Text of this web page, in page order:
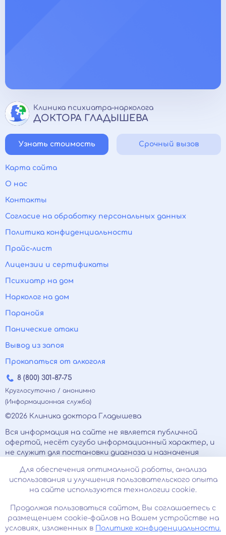
Клиника психиатра-нарколога
ДОКТОРА ГЛАДЫШЕВА
Узнать стоимость Срочный вызов
Карта сайта
О нас
Контакты
Согласие на обработку персональных данных
Политика конфиденциальности
Прайс-лист
Лицензии и сертификаты
Психиатр на дом
Нарколог на дом
Паранойя
Панические атаки
Вывод из запоя
Прокапаться от алкоголя
8 (800) 301-87-75
Круглосуточно / анонимно
(Информационная служба)
©2026 Клиника доктора Гладышева
Вся информация на сайте не является публичной
офертой, несёт сугубо информационный характер, и
не служит для постановки диагноза и назначения
Есть противопоказания, необходимо
проконсультироваться с врачом. Консультационные
услуги, оказываемые по телефону, мессенджерам и в
соцсетях носят исключительно информационный
характер и не являются медицинскими услугами.
Оставаясь на сайте вы соглашаетесь на
использование cookies. 18+
Для обеспечения оптимальной работы, анализа
использования и улучшения пользовательского опыта
на сайте используются технологии cookie.
Продолжая пользоваться сайтом, Вы соглашаетесь с
размещением cookie-файлов на Вашем устройстве на
условиях, изложенных в
Политике конфиденциальности.